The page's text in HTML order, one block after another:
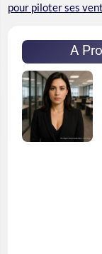
pour piloter ses
A